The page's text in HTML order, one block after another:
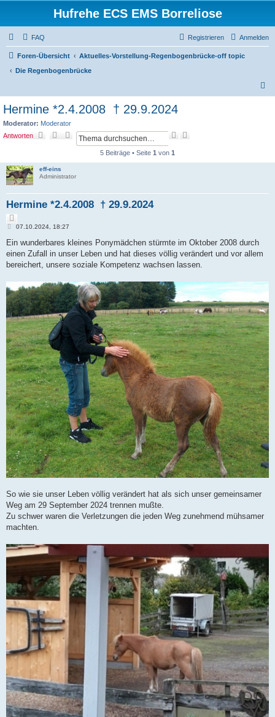
Hufrehe ECS EMS Borreliose
FAQ Anmelden
Registrieren
Foren-Übersicht
Aktuelles-Vorstellung-Regenbogenbrücke-off topic
Die Regenbogenbrücke
Hermine *2.4.2008 † 29.9.2024
Moderator: Moderator
Antworten
S
r
c
h
e
5 Beiträge • Seite 1 von 1
eff-eins
Administrator
Hermine *2.4.2008 † 29.9.2024
i
i
e
e
B
i
r
a
07.10.2024, 18:27
Ein wunderbares kleines Ponymädchen stürmte im Oktober 2008 durch
einen Zufall in unser Leben und hat dieses völlig verändert und vor allem
bereichert, unsere soziale Kompetenz wachsen lassen.
So wie sie unser Leben völlig verändert hat als sich unser gemeinsamer
Weg am 29 September 2024 trennen mußte.
Zu schwer waren die Verletzungen die jeden Weg zunehmend mühsamer
machten.